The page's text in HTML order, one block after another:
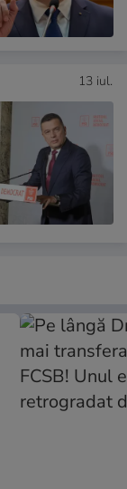
13 iul.